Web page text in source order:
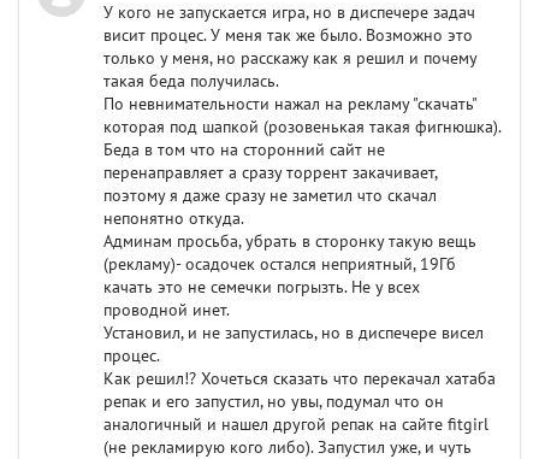
У кого не запускается игра, но в диспечере задач
висит процес. У меня так же было. Возможно это
только у меня, но расскажу как я решил и почему
такая беда получилась.
По невнимательности нажал на рекламу "скачать"
которая под шапкой (розовенькая такая фигнюшка).
Беда в том что на сторонний сайт не
перенаправляет а сразу торрент закачивает,
поэтому я даже сразу не заметил что скачал
непонятно откуда.
Админам просьба, убрать в сторонку такую вещь
(рекламу)- осадочек остался неприятный, 19Гб
качать это не семечки погрызть. Не у всех
проводной инет.
Установил, и не запустилась, но в диспечере висел
процес.
Как решил!? Хочеться сказать что перекачал хатаба
репак и его запустил, но увы, подумал что он
аналогичный и нашел другой репак на сайте fitgirl
(не рекламирую кого либо). Запустил уже, и чуть